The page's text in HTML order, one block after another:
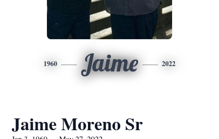
1960 Jaime 2022
Jaime Moreno Sr